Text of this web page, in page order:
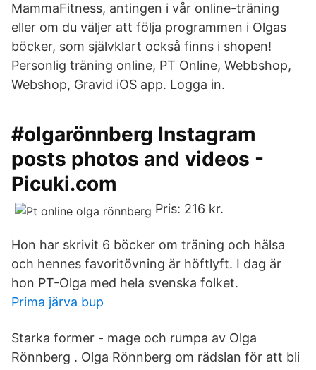
MammaFitness, antingen i vår online-träning
eller om du väljer att följa programmen i Olgas
böcker, som självklart också finns i shopen!
Personlig träning online, PT Online, Webbshop,
Webshop, Gravid iOS app. Logga in.
#olgarönnberg Instagram
posts photos and videos -
Picuki.com
Pris: 216 kr.
Hon har skrivit 6 böcker om träning och hälsa
och hennes favoritövning är höftlyft. I dag är
hon PT-Olga med hela svenska folket.
Prima järva bup
Starka former - mage och rumpa av Olga
Rönnberg . Olga Rönnberg om rädslan för att bli